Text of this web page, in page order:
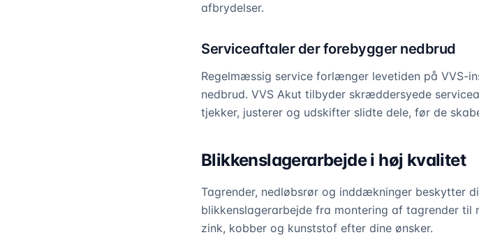
afbrydelser.
Serviceaftaler der forebygger nedbrud
Regelmæssig service forlænger levetiden på VVS-
nedbrud. VVS Akut tilbyder skræddersyede
tjekker, justerer og udskifter slidte dele, før de
Blikkenslagerarbejde i høj kvalitet
Tagrender, nedløbsrør og inddækninger beskytter
blikkenslagerarbejde fra montering af tagrender
zink, kobber og kunststof efter dine ønsker.